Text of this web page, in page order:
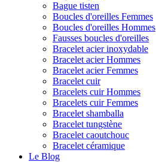
Bague tisten
Boucles d'oreilles Femmes
Boucles d'oreilles Hommes
Fausses boucles d'oreilles
Bracelet acier inoxydable
Bracelet acier Hommes
Bracelet acier Femmes
Bracelet cuir
Bracelets cuir Hommes
Bracelets cuir Femmes
Bracelet shamballa
Bracelet tungstène
Bracelet caoutchouc
Bracelet céramique
Le Blog